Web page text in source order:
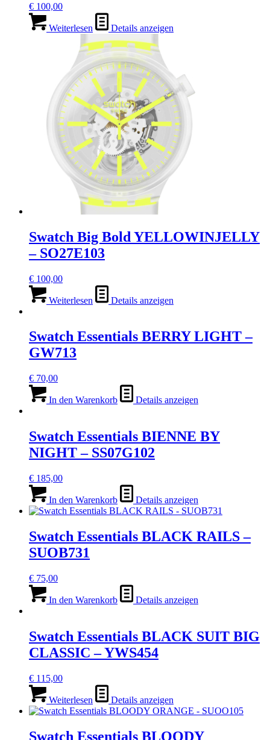
€ 100,00
Weiterlesen Details anzeigen
Swatch Big Bold YELLOWINJELLY
– SO27E103
€ 100,00
Weiterlesen Details anzeigen
Swatch Essentials BERRY LIGHT –
GW713
€ 70,00
In den Warenkorb Details anzeigen
Swatch Essentials BIENNE BY
NIGHT – SS07G102
€ 185,00
In den Warenkorb Details anzeigen
Swatch Essentials BLACK RAILS –
SUOB731
€ 75,00
In den Warenkorb Details anzeigen
Swatch Essentials BLACK SUIT BIG
CLASSIC – YWS454
€ 115,00
Weiterlesen Details anzeigen
Swatch Essentials BLOODY